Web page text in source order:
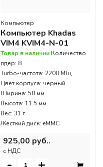
Компьютер
Компьютер Khadas
VIM4 KVIM4-N-01
Товар в наличии Количество
ядер: 8
Turbo-частота: 2200 МГц
Цвет корпуса: черный
Ширина: 58 мм
Высота: 11.5 мм
Вес: 31 г
Жесткий диск: eMMC
925,00 руб..
c НДС